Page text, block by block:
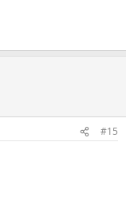
#15